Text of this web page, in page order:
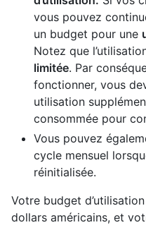
vous pouvez
un budget pour une
Notez que
limitée. Par
fonctionner, vous
utilisation
consommée pour
Vous pouvez
cycle mensuel
réinitialisée.
Votre budget
dollars américains, et